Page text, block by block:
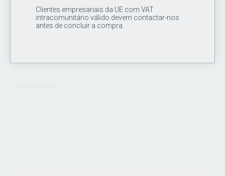
Clientes empresariais da UE com VAT
intracomunitário válido devem contactar-nos
antes de concluir a compra.
PARTILHAR